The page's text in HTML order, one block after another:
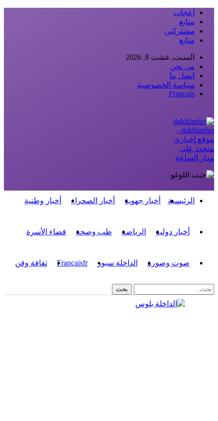
إعجاب
متابع
مشتركين
متابع
السبت, غشت 8, 2026
من نحن
اتصل بنا
سياسة الخصوصية
Français
dakhlaplus -
موقع اخباري
متجدد على
مدار الساعة
الرئيسية أخبار جهوية أخبار الصحراء أخبار وطنية
أخبار دولية الرياضة طب وصحة فضاء الأسرة
صوت وصورة الداخلة سبور Françaisfr ثقافة وفن